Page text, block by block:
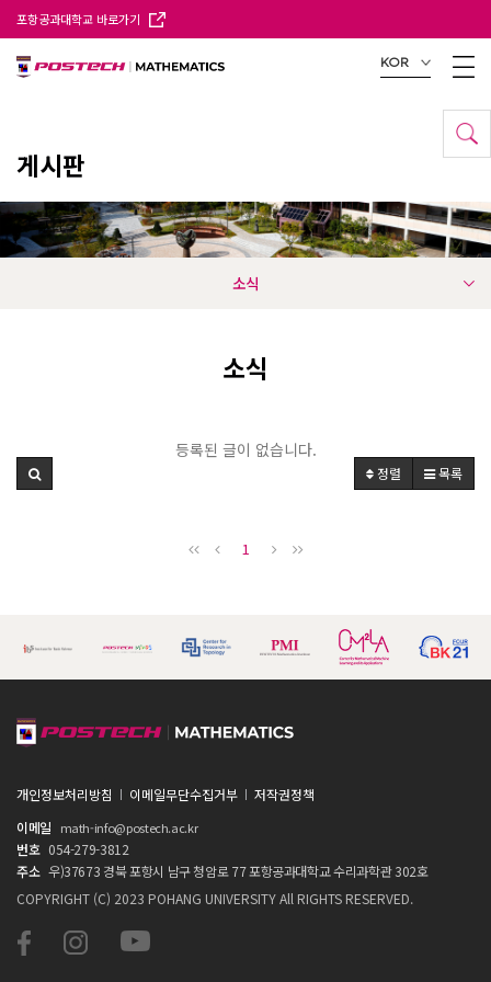
포항공과대학교 바로가기
KOR
게시판
소식
소식
등록된 글이 없습니다.
정렬 목록
1
개인정보처리방침 이메일무단수집거부
저작권정책
이메일
math-info@postech.ac.kr
번호 054-279-3812
주소 우)37673 경북 포항시 남구 청암로 77 포항공과대학교 수리과학관 302호
COPYRIGHT (C) 2023 POHANG UNIVERSITY All RIGHTS RESERVED.